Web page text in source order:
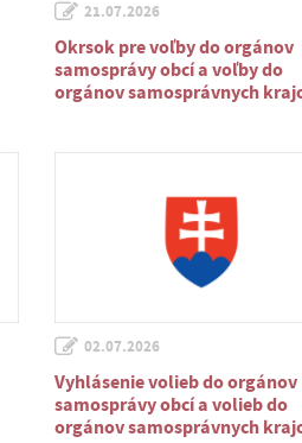
21.07.2026
Okrsok pre voľby do orgánov
samosprávy obcí a voľby do
orgánov samosprávnych
02.07.2026
Vyhlásenie volieb do orgánov
samosprávy obcí a volieb do
orgánov samosprávnych